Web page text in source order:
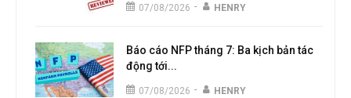
07/08/2026 - HENRY
Báo cáo NFP tháng 7: Ba kịch bản tác
động tới...
07/08/2026 - HENRY